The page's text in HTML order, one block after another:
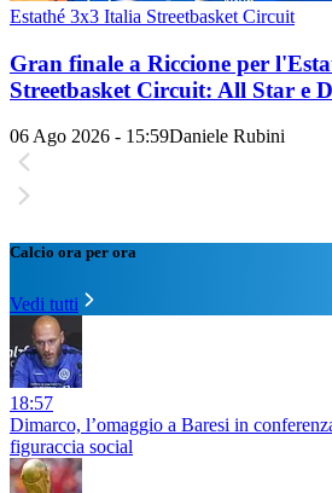
Estathé 3x3 Italia Streetbasket Circuit
Gran finale a Riccione per
Streetbasket Circuit: All Star e
06 Ago 2026 - 15:59Daniele Rubini
Calcio ora per ora
Vedi tutti
18:57
Dimarco, l’omaggio a Baresi in
figuraccia social